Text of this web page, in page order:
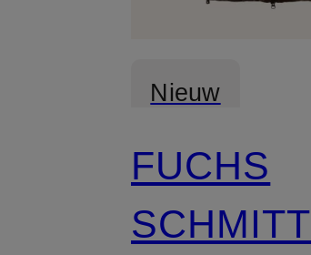
Nieuw
FUCHS
SCHMITT